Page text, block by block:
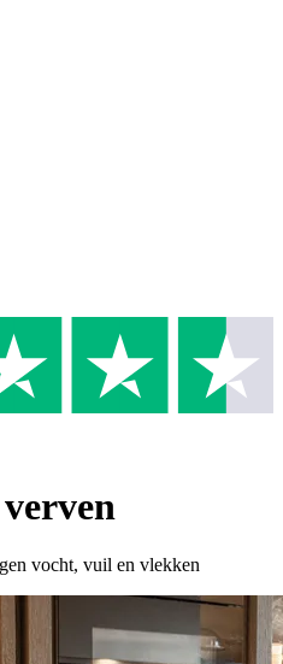
vocht, vuil en vlekken